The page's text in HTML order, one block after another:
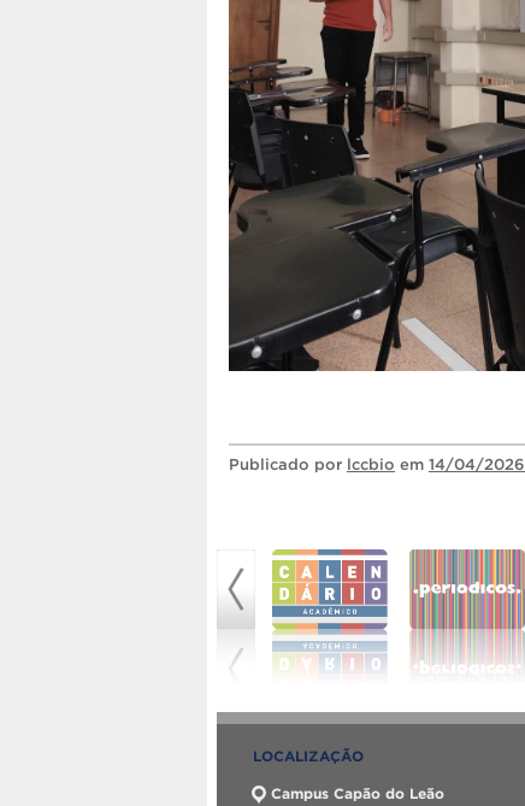
Publicado por lccbio em 14/04/2026
LOCALIZAÇÃO
Campus Capão do Leão